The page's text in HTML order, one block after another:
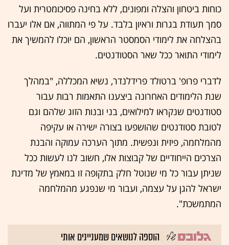
כוחות ביטחון והצלה ומפונים, ללא בחינה פסיכומטרית ועל
סמך תעודת בגרות וראיון בלבד. על פי המתווה, אם אלו יעברו
בהצלחה את לימודי הסמסטר הראשון, הם יוכלו להמשיך את
לימודי התואר ככל שאר הסטודנטים.
לדברי פרופ' ברטולד פרידלנדר, נשיא המכללה, "במהלך
שנת הלימודים האחרונה ביצענו התאמות רבות עבור
סטודנטים שנקראו למילואים, בני ובנות הזוג שלהם וגם
לטובת סטודנטים שהושפעו בצורה ישירה או עקיפה
מהמלחמה, פיזית ונפשית. מתוך הערכה עמוקה והבנת
הצרכים הייחודיים של קבוצות אלו, חשוב לנו לעשות ככל
שניתן עבור כל מי שנוטל חלק בתקופה זו במאמץ של מדינת
ישראל להגן על עצמה, ועבור מי שנפגע מהמלחמה
המתמשכת".
הוספה לנושאים שמעניינים אותי